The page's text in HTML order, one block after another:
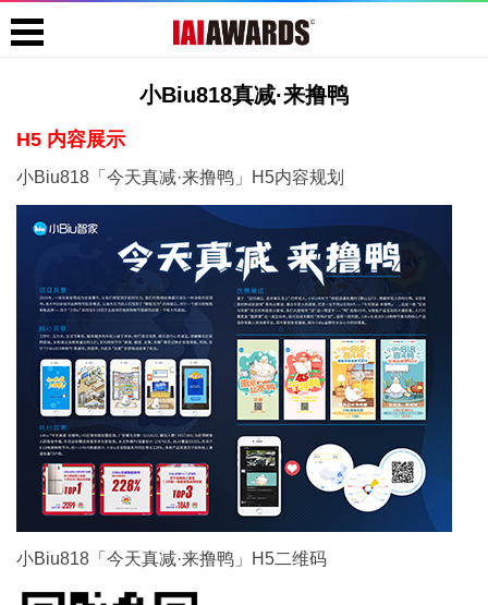
小Biu818真减·来撸鸭
H5 内容展示
小Biu818「今天真减·来撸鸭」H5内容规划
小Biu818「今天真减·来撸鸭」H5二维码